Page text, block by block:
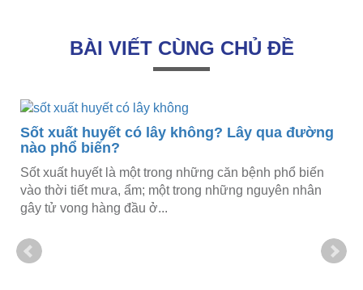
BÀI VIẾT CÙNG CHỦ ĐỀ
Sốt xuất huyết có lây không? Lây qua đường
nào phổ biến?
Sốt xuất huyết là một trong những căn bệnh phổ biến
vào thời tiết mưa, ẩm; một trong những nguyên nhân
gây tử vong hàng đầu ở...